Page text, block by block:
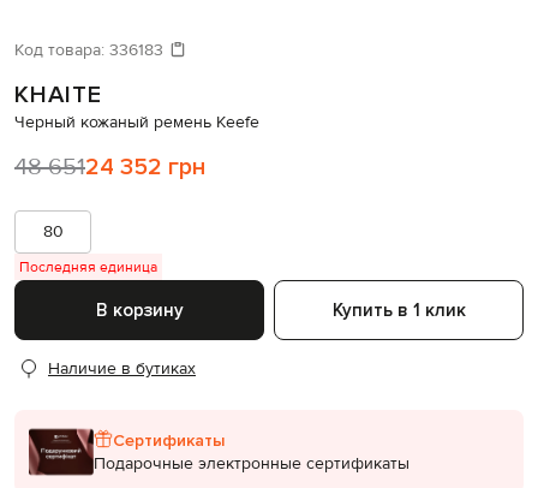
Код товара: 336183
KHAITE
Черный кожаный ремень Keefe
48 65124 352 грн
80
Последняя единица
В корзину Купить в 1 клик
Наличие в бутиках
Сертификаты
Подарочные электронные сертификаты